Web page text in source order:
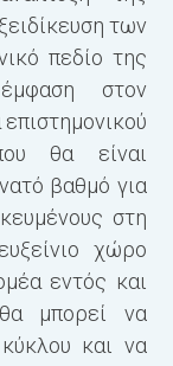
των
πεδίο της
στον
θα είναι
βαθμό για
στη
χώρο
εντός και
μπορεί να
και να